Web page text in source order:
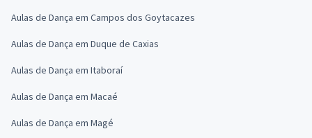
Aulas de Dança em Campos dos Goytacazes
Aulas de Dança em Duque de Caxias
Aulas de Dança em Itaboraí
Aulas de Dança em Macaé
Aulas de Dança em Magé